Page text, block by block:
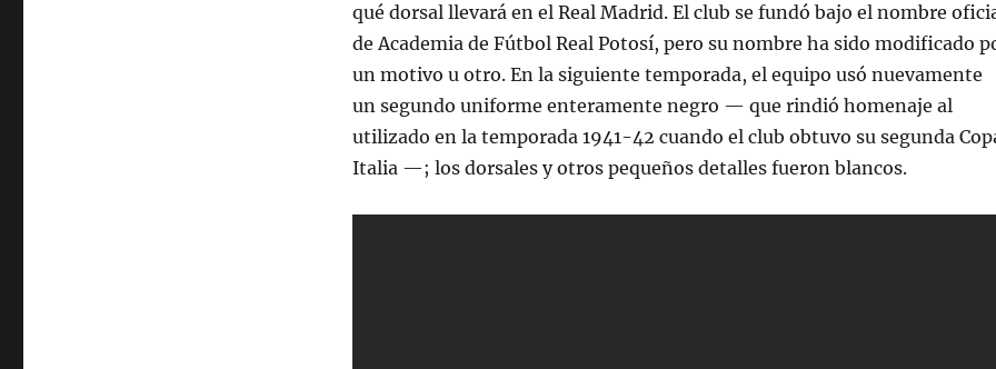
qué dorsal llevará en el Real Madrid. El club se fundó bajo el nombre
de Academia de Fútbol Real Potosí, pero su nombre ha sido modificado
un motivo u otro. En la siguiente temporada, el equipo usó nuevamente
un segundo uniforme enteramente negro — que rindió homenaje al
utilizado en la temporada 1941-42 cuando el club obtuvo su segunda
Italia —; los dorsales y otros pequeños detalles fueron blancos.